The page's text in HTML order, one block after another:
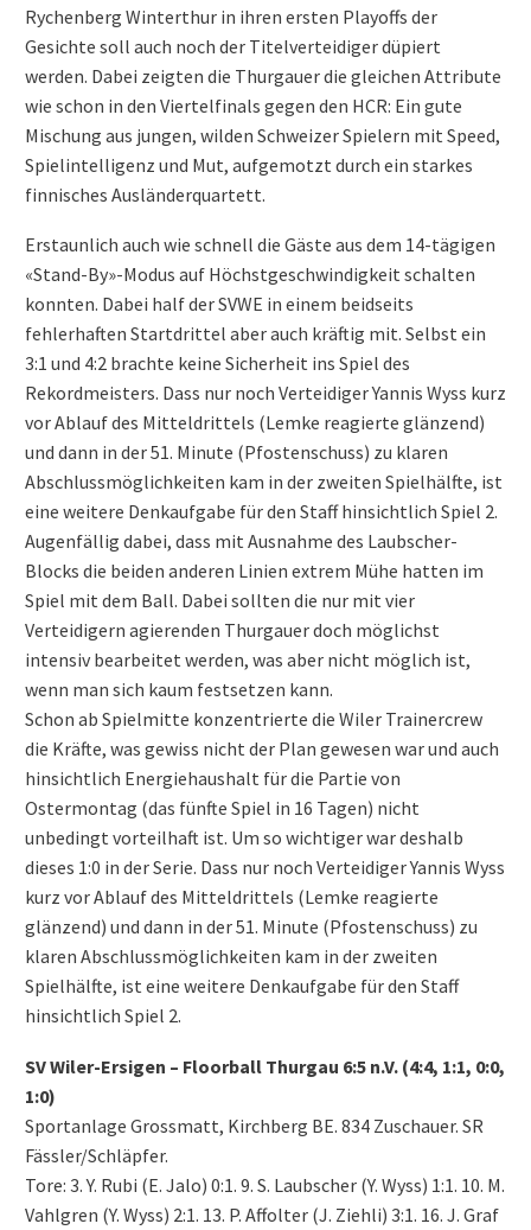
Rychenberg Winterthur in ihren ersten Playoffs der
Gesichte soll auch noch der Titelverteidiger düpiert
werden. Dabei zeigten die Thurgauer die gleichen Attribute
wie schon in den Viertelfinals gegen den HCR: Ein gute
Mischung aus jungen, wilden Schweizer Spielern mit Speed,
Spielintelligenz und Mut, aufgemotzt durch ein starkes
finnisches Ausländerquartett.
Erstaunlich auch wie schnell die Gäste aus dem 14-tägigen
«Stand-By»-Modus auf Höchstgeschwindigkeit schalten
konnten. Dabei half der SVWE in einem beidseits
fehlerhaften Startdrittel aber auch kräftig mit. Selbst ein
3:1 und 4:2 brachte keine Sicherheit ins Spiel des
Rekordmeisters. Dass nur noch Verteidiger Yannis Wyss kurz
vor Ablauf des Mitteldrittels (Lemke reagierte glänzend)
und dann in der 51. Minute (Pfostenschuss) zu klaren
Abschlussmöglichkeiten kam in der zweiten Spielhälfte, ist
eine weitere Denkaufgabe für den Staff hinsichtlich Spiel 2.
Augenfällig dabei, dass mit Ausnahme des Laubscher-
Blocks die beiden anderen Linien extrem Mühe hatten im
Spiel mit dem Ball. Dabei sollten die nur mit vier
Verteidigern agierenden Thurgauer doch möglichst
intensiv bearbeitet werden, was aber nicht möglich ist,
wenn man sich kaum festsetzen kann.
Schon ab Spielmitte konzentrierte die Wiler Trainercrew
die Kräfte, was gewiss nicht der Plan gewesen war und auch
hinsichtlich Energiehaushalt für die Partie von
Ostermontag (das fünfte Spiel in 16 Tagen) nicht
unbedingt vorteilhaft ist. Um so wichtiger war deshalb
dieses 1:0 in der Serie. Dass nur noch Verteidiger Yannis Wyss
kurz vor Ablauf des Mitteldrittels (Lemke reagierte
glänzend) und dann in der 51. Minute (Pfostenschuss) zu
klaren Abschlussmöglichkeiten kam in der zweiten
Spielhälfte, ist eine weitere Denkaufgabe für den Staff
hinsichtlich Spiel 2.
SV Wiler-Ersigen – Floorball Thurgau 6:5 n.V. (4:4, 1:1, 0:0,
1:0)
Sportanlage Grossmatt, Kirchberg BE. 834 Zuschauer. SR
Fässler/Schläpfer.
Tore: 3. Y. Rubi (E. Jalo) 0:1. 9. S. Laubscher (Y. Wyss) 1:1. 10. M.
Vahlgren (Y. Wyss) 2:1. 13. P. Affolter (J. Ziehli) 3:1. 16. J. Graf